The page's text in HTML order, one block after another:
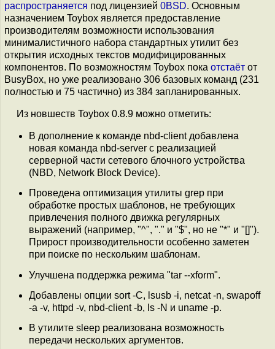
распространяется под лицензией 0BSD. Основным
назначением Toybox является предоставление
производителям возможности использования
минималистичного набора стандартных утилит без
открытия исходных текстов модифицированных
компонентов. По возможностям Toybox пока отстаёт от
BusyBox, но уже реализовано 306 базовых команд (231
полностью и 75 частично) из 384 запланированных.
Из новшеств Toybox 0.8.9 можно отметить:
В дополнение к команде nbd-client добавлена
новая команда nbd-server с реализацией
серверной части сетевого блочного устройства
(NBD, Network Block Device).
Проведена оптимизация утилиты grep при
обработке простых шаблонов, не требующих
привлечения полного движка регулярных
выражений (например, "^", "." и "$", но не "*" и "[]").
Прирост производительности особенно заметен
при поиске по нескольким шаблонам.
Улучшена поддержка режима "tar --xform".
Добавлены опции sort -C, lsusb -i, netcat -n, swapoff
-a -v, httpd -v, nbd-client -b, ls -N и uname -p.
В утилите sleep реализована возможность
передачи нескольких аргументов.